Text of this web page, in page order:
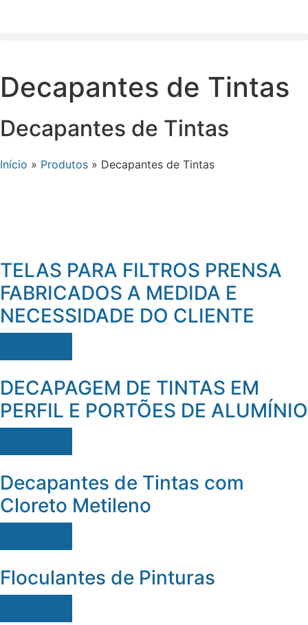
Decapantes de Tintas
Decapantes de Tintas
Início » Produtos » Decapantes de Tintas
TELAS PARA FILTROS PRENSA
FABRICADOS A MEDIDA E
NECESSIDADE DO CLIENTE
DECAPAGEM DE TINTAS EM
PERFIL E PORTÕES DE ALUMÍNIO
Decapantes de Tintas com
Cloreto Metileno
Floculantes de Pinturas